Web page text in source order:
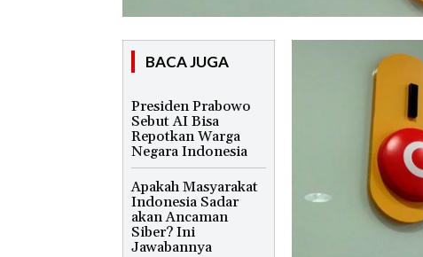
BACA JUGA
Presiden Prabowo
Sebut AI Bisa
Repotkan Warga
Negara Indonesia
Apakah Masyarakat
Indonesia Sadar
akan Ancaman
Siber? Ini
Jawabannya